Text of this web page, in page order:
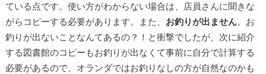
ている点です。使い方がわからない場合は、店員さんに聞きな
がらコピーする必要があります。また、 お釣りが出ません。お
釣りが出ないことなんてあるの？！と衝撃でしたが、次に紹介
する図書館のコピーもお釣りが出なくて事前に自分で計算する
必要があるので、オランダではお釣りなしの方が自然なのかも